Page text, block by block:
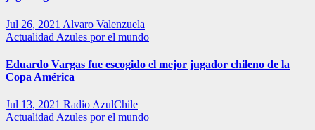
Jul 26, 2021 Alvaro Valenzuela
Actualidad Azules por el mundo
Eduardo Vargas fue escogido el mejor jugador chileno de la
Copa América
Jul 13, 2021 Radio AzulChile
Actualidad Azules por el mundo